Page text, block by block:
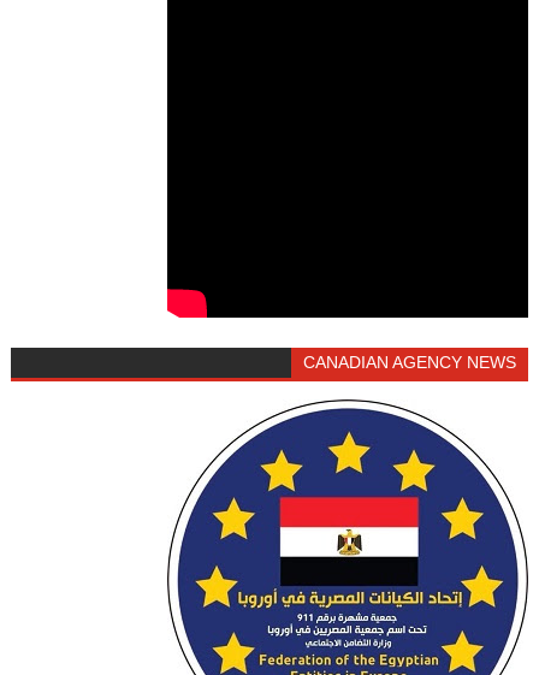
CANADIAN AGENCY NEWS